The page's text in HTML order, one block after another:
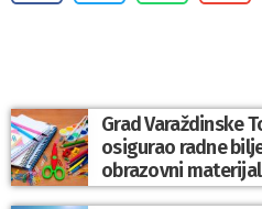
Grad Varaždinske
osigurao radne
obrazovni